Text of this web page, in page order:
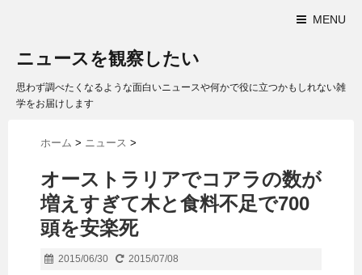
MENU
ニュースを観察したい
思わず調べたくなるような面白いニュースや何かで役に立つかもしれない雑
学をお届けします
ホーム > ニュース >
オーストラリアでコアラの数が
増えすぎて木と食料不足で700
頭を安楽死
2015/06/30 2015/07/08